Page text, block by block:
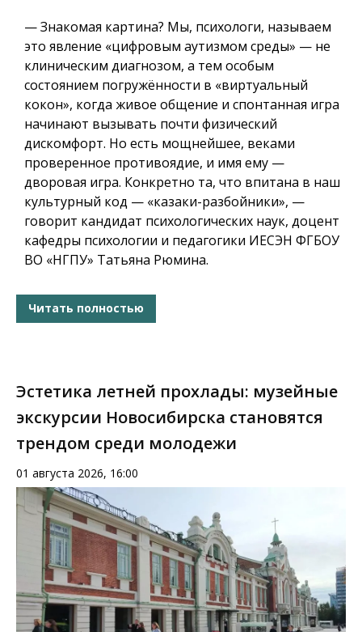
— Знакомая картина? Мы, психологи, называем
это явление «цифровым аутизмом среды» — не
клиническим диагнозом, а тем особым
состоянием погружённости в «виртуальный
кокон», когда живое общение и спонтанная игра
начинают вызывать почти физический
дискомфорт. Но есть мощнейшее, веками
проверенное противоядие, и имя ему —
дворовая игра. Конкретно та, что впитана в наш
культурный код — «казаки-разбойники», —
говорит кандидат психологических наук, доцент
кафедры психологии и педагогики ИЕСЭН ФГБОУ
ВО «НГПУ» Татьяна Рюмина.
Читать полностью
Эстетика летней прохлады: музейные
экскурсии Новосибирска становятся
трендом среди молодежи
01 августа 2026, 16:00